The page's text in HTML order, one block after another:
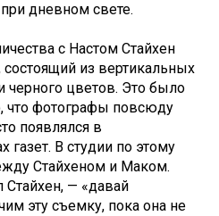
дневном свете.
с Настом Стайхен
из вертикальных
черного цветов. Это было
что фотографы повсюду
появлялся в
газет. В студии по этому
Стайхеном и Маком.
— «давай
эту съемку, пока она не